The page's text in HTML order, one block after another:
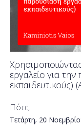
εργαλείο για
εκπαιδευτικούς)
Πότε;
Τετάρτη, 20